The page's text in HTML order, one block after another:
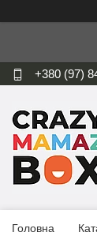
+380 (97)
Головна